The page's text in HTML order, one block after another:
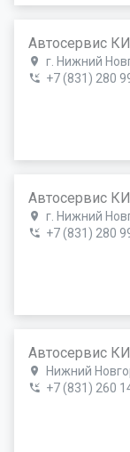
Автосервис
г. Нижний
+7 (831) 280
Автосервис
г. Нижний
+7 (831) 280
Автосервис
Нижний
+7 (831) 260